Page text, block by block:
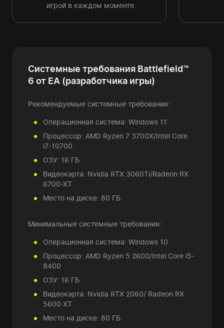
игрой в каждом моменте.
Системные требования Battlefield™
6 от EA (разработчика игры)
Рекомендуемые системные требования:
Операционная система: Windows 11
Процессор: AMD Ryzen 7 3700X/Intel Core
i7-10700
ОЗУ: 16 ГБ
Видеокарта: Nvidia RTX 3060Ti/Radeon RX
6700-XT
Место на диске: 80 ГБ
Минимальные системные требования:
Операционная система: Windows 10
Процессор: AMD Ryzen 5 2600/Intel Core i5-
8400
ОЗУ: 16 ГБ
Видеокарта: Nvidia RTX 2060/ Radeon RX
5600 XT
Место на диске: 80 ГБ